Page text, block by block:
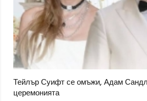
Тейлър Суифт се омъжи, Адам
церемонията